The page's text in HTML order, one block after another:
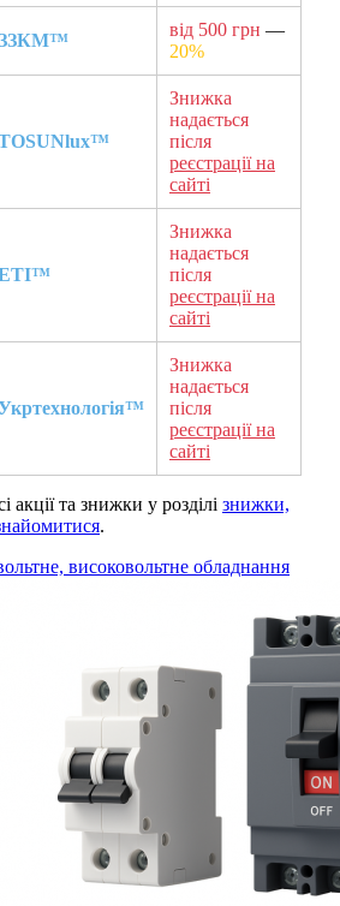
від 500 грн —
20%
Знижка
надається
після
реєстрації на
сайті
Знижка
надається
після
реєстрації на
сайті
Знижка
надається
після
реєстрації на
сайті
акції та знижки у розділі знижки,
.
високовольтне обладнання